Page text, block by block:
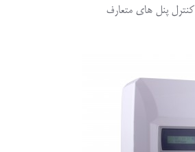
کنترل پنل های متعارف